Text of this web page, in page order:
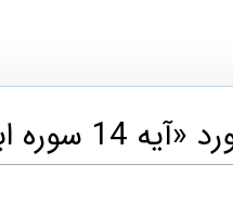
ابراهیم»